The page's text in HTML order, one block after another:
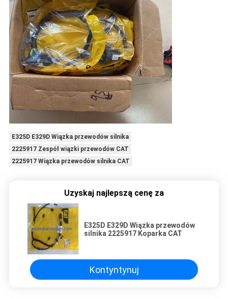
E325D E329D Wiązka przewodów silnika
2225917 Zespół wiązki przewodów CAT
2225917 Wiązka przewodów silnika CAT
Uzyskaj najlepszą cenę za
E325D E329D Wiązka przewodów
silnika 2225917 Koparka CAT
Kontyntynuj